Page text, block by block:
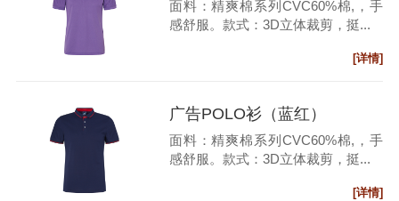
面料：精爽棉系列CVC60%棉,，手
感舒服。款式：3D立体裁剪，挺...
[详情]
广告POLO衫（蓝红）
面料：精爽棉系列CVC60%棉,，手
感舒服。款式：3D立体裁剪，挺...
[详情]